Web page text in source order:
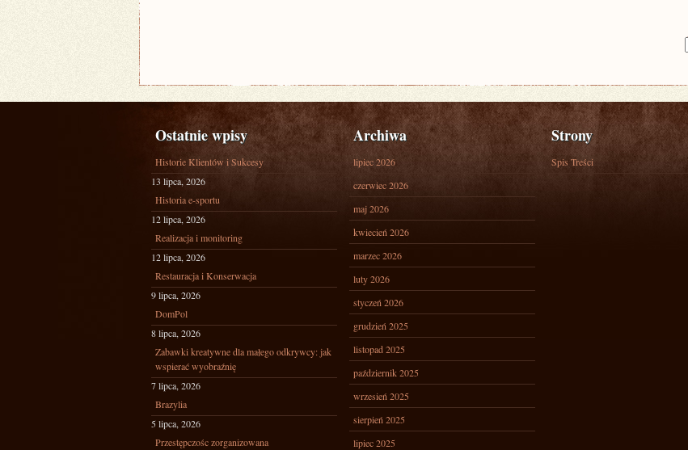
Ostatnie wpisy
Historie Klientów i Sukcesy
13 lipca, 2026
Historia e-sportu
12 lipca, 2026
Realizacja i monitoring
12 lipca, 2026
Restauracja i Konserwacja
9 lipca, 2026
DomPol
8 lipca, 2026
Zabawki kreatywne dla małego odkrywcy: jak
wspierać wyobraźnię
7 lipca, 2026
Brazylia
5 lipca, 2026
Przestępczośc zorganizowana
Archiwa
lipiec 2026
czerwiec 2026
maj 2026
kwiecień 2026
marzec 2026
luty 2026
styczeń 2026
grudzień 2025
listopad 2025
październik 2025
wrzesień 2025
sierpień 2025
lipiec 2025
Strony
Spis Treści